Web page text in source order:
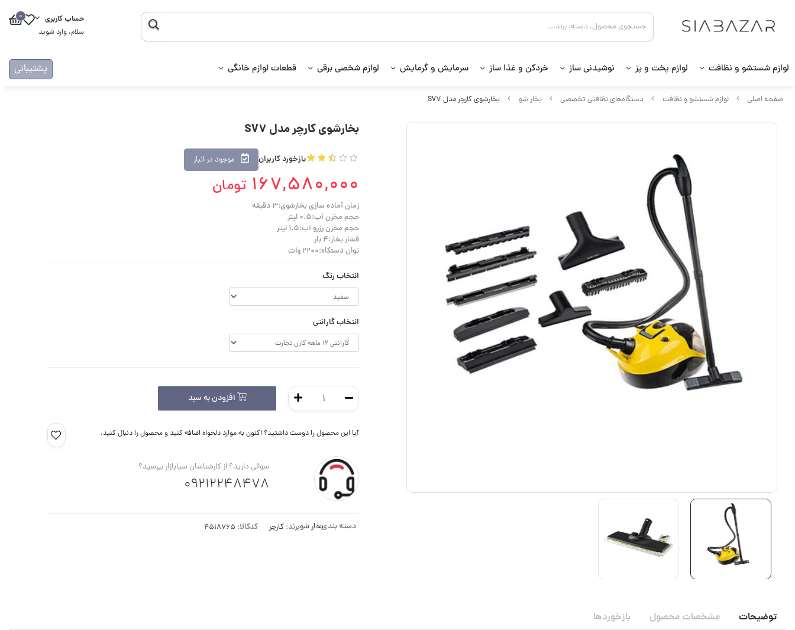
حساب کاربری
سلام، وارد شوید
0
لوازم شستشو و نظافت لوازم پخت و پز نوشیدنی ساز خردکن و غذا ساز سرمایش و گرمایش لوازم شخصی برقی قطعات لوازم خانگی پشتیبانی
صفحه اصلی لوازم شستشو و نظافت دستگاه‌های نظافتی تخصصی بخار شو بخارشوی کارچر مدل SV7
بخارشوی کارچر مدل SV7
بازخورد کاربران موجود در انبار
167,580,000 تومان
زمان آماده سازی بخارشوی:۳ دقیقه
حجم مخزن آب:۰.۵ لیتر
حجم مخزن رزرو آب:۱.۵ لیتر
فشار بخار:۴ بار
توان دستگاه:۲۲۰۰ وات
انتخاب رنگ
انتخاب گارانتی
افزودن به سبد
آیا این محصول را دوست داشتید؟ اکنون به موارد دلخواه اضافه کنید و محصول را دنبال کنید.
سوالی دارید؟ از کارشناسان سیابازار بپرسید؟
09212248478
دسته بندی:بخار شوبرند: کارچر کدکالا:
توضیحات مشخصات محصول بازخوردها